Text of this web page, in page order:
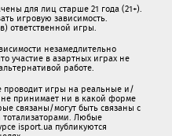
для лиц старше 21 года (21+).
игровую зависимость.
ответственной игры.
незамедлительно
участие в азартных играх не
работе.
игры на реальные и/
принимает ни в какой форме
связаны/могут быть связаны c
Любые
isport.ua публикуютcя